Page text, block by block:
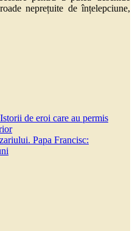
neprețuite de înțelepciune,
de eroi care au permis
Papa Francisc: